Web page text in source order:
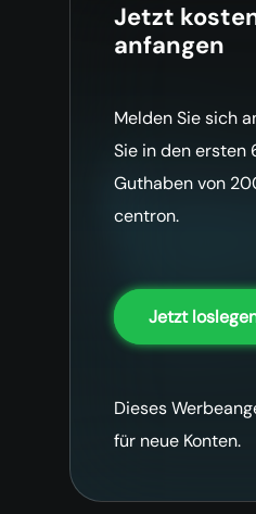
Jetzt
anfangen
Melden Sie sich
Sie in den ersten
Guthaben von
centron.
Jetzt
Dieses
für neue Konten.